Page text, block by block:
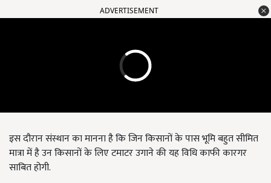
ADVERTISEMENT
इस दौरान संस्थान का मानना है कि जिन किसानों के पास भूमि बहुत सीमित
मात्रा में है उन किसानों के लिए टमाटर उगाने की यह विधि काफी कारगर
साबित होगी.